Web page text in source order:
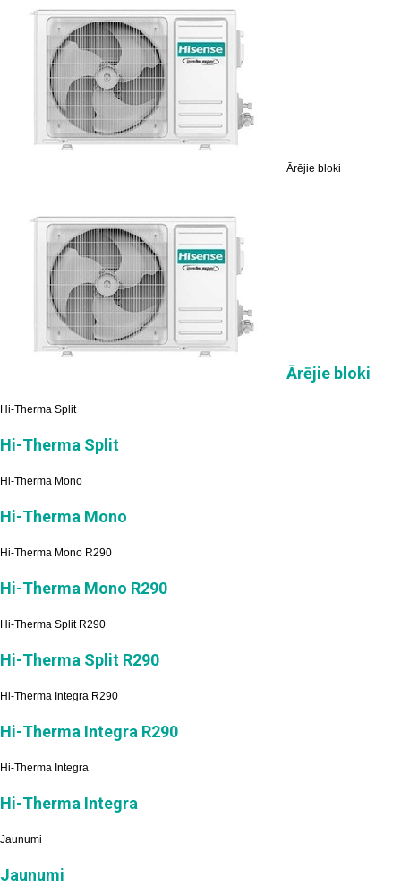
Ārējie bloki
Ārējie bloki
Hi-Therma Split
Hi-Therma Split
Hi-Therma Mono
Hi-Therma Mono
Hi-Therma Mono R290
Hi-Therma Mono R290
Hi-Therma Split R290
Hi-Therma Split R290
Hi-Therma Integra R290
Hi-Therma Integra R290
Hi-Therma Integra
Hi-Therma Integra
Jaunumi
Jaunumi